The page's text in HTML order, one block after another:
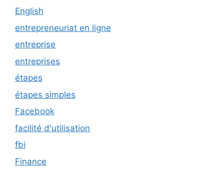
English
entrepreneuriat en ligne
entreprise
entreprises
étapes
étapes simples
Facebook
facilité d'utilisation
fbi
Finance